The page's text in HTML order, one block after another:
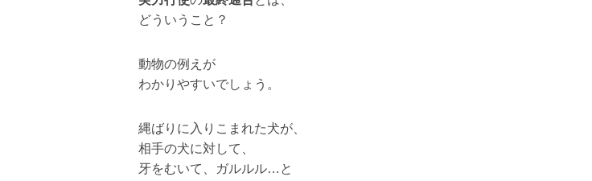
どういうこと？
動物の例えが
わかりやすいでしょう。
縄ばりに入りこまれた犬が、
相手の犬に対して、
牙をむいて、ガルルル…と